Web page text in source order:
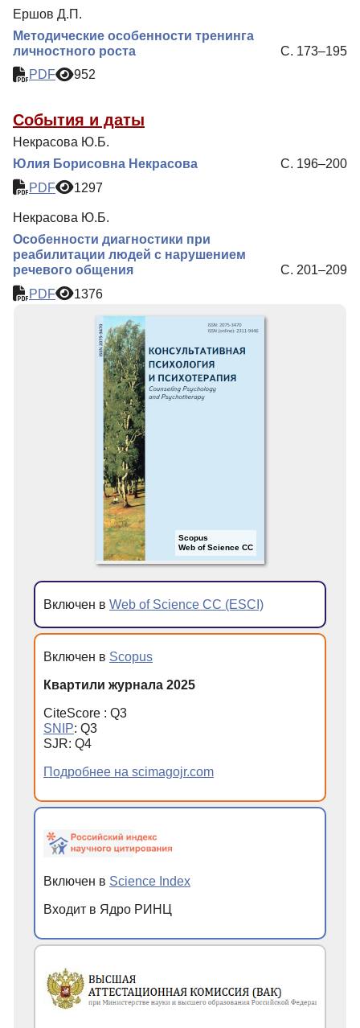
Ершов Д.П.
Методические особенности тренинга
личностного роста
С. 173–195
PDF
952
События и даты
Некрасова Ю.Б.
Юлия Борисовна Некрасова
С. 196–200
PDF
1297
Некрасова Ю.Б.
Особенности диагностики при
реабилитации людей с нарушением
речевого общения
С. 201–209
PDF
1376
Scopus
Web of Science CC
Включен в Web of Science CC (ESCI)
Включен в Scopus
Квартили журнала 2025
CiteScore : Q3
SNIP: Q3
SJR: Q4
Подробнее на scimagojr.com
Включен в Science Index
Входит в Ядро РИНЦ